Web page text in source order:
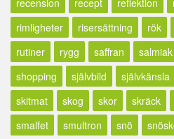
recension
recept reflektion
rimligheter
risersättning rök
rutiner
rygg saffran salmiak
shopping
självbild självkänsla
skitmat
skog skor skräck
smalfet
smultron snö